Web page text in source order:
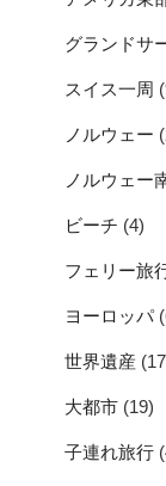
グランドサ
スイス一周
ノルウェー
ノルウェー
ビーチ (4)
フェリー旅
ヨーロッパ
世界遺産
大都市 (19)
子連れ旅行